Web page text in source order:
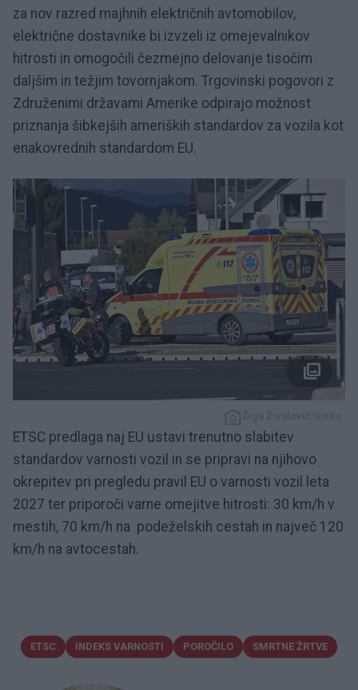
za nov razred majhnih električnih avtomobilov,
električne dostavnike bi izvzeli iz omejevalnikov
hitrosti in omogočili čezmejno delovanje tisočim
daljšim in težjim tovornjakom. Trgovinski pogovori z
Združenimi državami Amerike odpirajo možnost
priznanja šibkejših ameriških standardov za vozila kot
enakovrednih standardom EU.
ETSC predlaga naj EU ustavi trenutno slabitev
standardov varnosti vozil in se pripravi na njihovo
okrepitev pri pregledu pravil EU o varnosti vozil leta
2027 ter priporoči varne omejitve hitrosti: 30 km/h v
mestih, 70 km/h na podeželskih cestah in največ 120
km/h na avtocestah.
ETSC INDEKS VARNOSTI POROČILO SMRTNE ŽRTVE